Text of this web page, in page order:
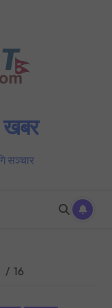
खबर
सञ्चार
16